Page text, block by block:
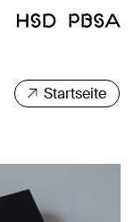
Startseite